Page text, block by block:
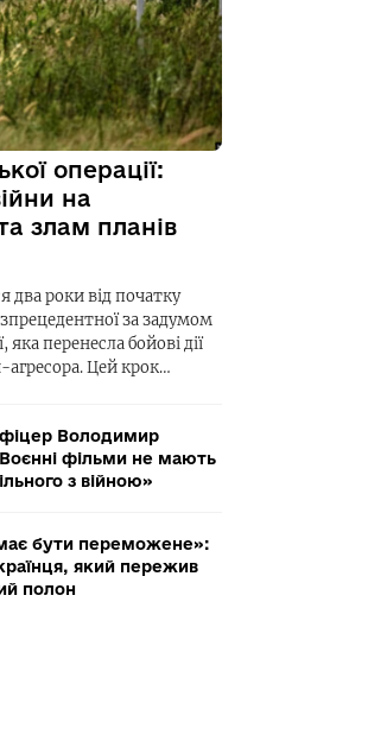
операції:
на
злам планів
два роки від початку
за задумом
перенесла бойові дії
Цей крок…
Володимир
фільми не мають
з війною»
бути переможене»:
який пережив
полон